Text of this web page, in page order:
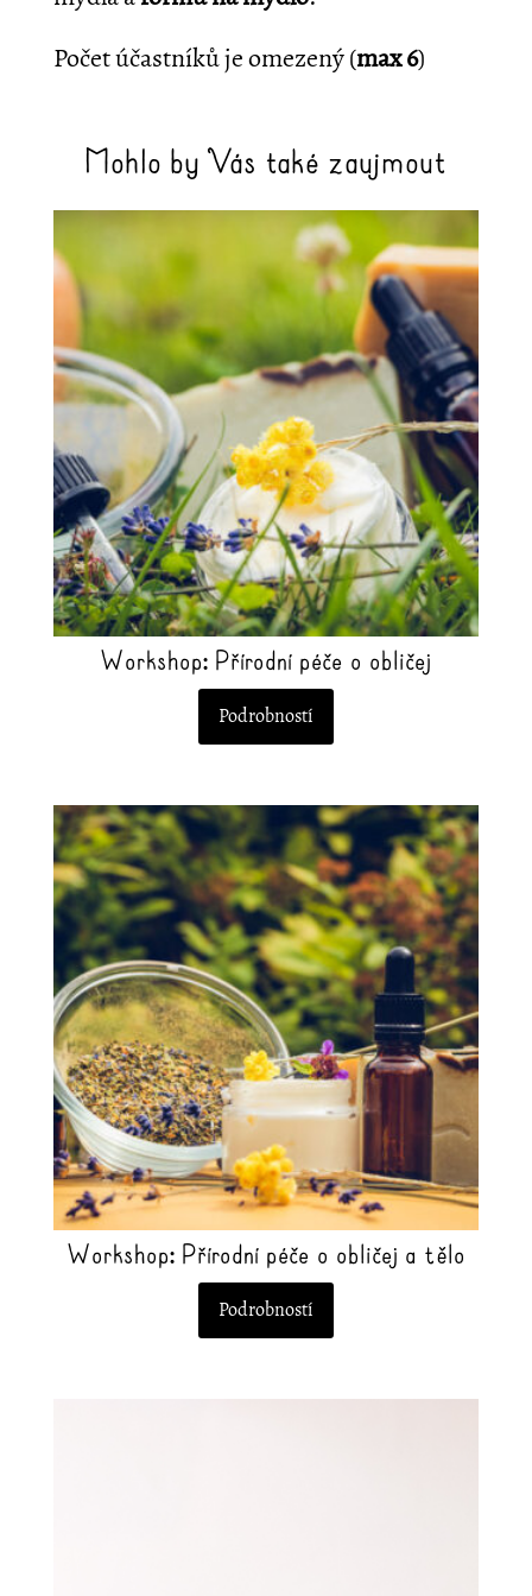
Počet účastníků je omezený (max 6)
Mohlo by Vás také zaujmout
Workshop: Přírodní péče o obličej
Podrobností
produkt
má
více
variant.
Možnosti
lze
vybrat
na
stránce
produktu
Workshop: Přírodní péče o obličej a tělo
Podrobností